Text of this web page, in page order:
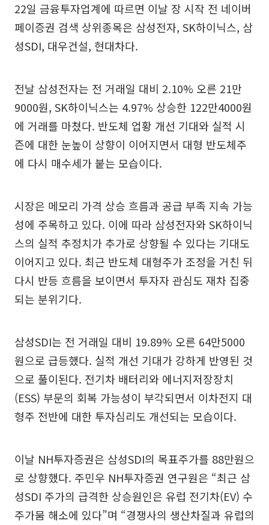
22일 금융투자업계에 따르면 이날 장 시작 전 네이버
페이증권 검색 상위종목은 삼성전자, SK하이닉스, 삼
성SDI, 대우건설, 현대차다.
전날 삼성전자는 전 거래일 대비 2.10% 오른 21만
9000원, SK하이닉스는 4.97% 상승한 122만4000원
에 거래를 마쳤다. 반도체 업황 개선 기대와 실적 시
즌에 대한 눈높이 상향이 이어지면서 대형 반도체주
에 다시 매수세가 붙는 모습이다.
시장은 메모리 가격 상승 흐름과 공급 부족 지속 가능
성에 주목하고 있다. 이에 따라 삼성전자와 SK하이닉
스의 실적 추정치가 추가로 상향될 수 있다는 기대도
이어지고 있다. 최근 반도체 대형주가 조정을 거친 뒤
다시 반등 흐름을 보이면서 투자자 관심도 재차 집중
되는 분위기다.
삼성SDI는 전 거래일 대비 19.89% 오른 64만5000
원으로 급등했다. 실적 개선 기대가 강하게 반영된 것
으로 풀이된다. 전기차 배터리와 에너지저장장치
(ESS) 부문의 회복 가능성이 부각되면서 이차전지 대
형주 전반에 대한 투자심리도 개선되는 모습이다.
이날 NH투자증권은 삼성SDI의 목표주가를 88만원으
로 상향했다. 주민우 NH투자증권 연구원은 “최근 삼
성SDI 주가의 급격한 상승원인은 유럽 전기차(EV) 수
주가뭄 해소에 있다”며 “경쟁사의 생산차질과 유럽의